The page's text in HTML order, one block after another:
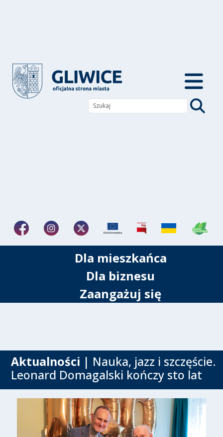
Dla mieszkańca
Dla biznesu
Zaangażuj się
Aktualności | Nauka, jazz i szczęście.
Leonard Domagalski kończy sto lat